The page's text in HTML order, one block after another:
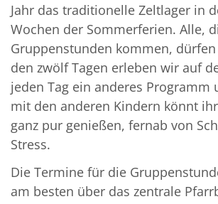
Jahr das traditionelle Zeltlager in
Wochen der Sommerferien. Alle,
Gruppenstunden kommen,
den zwölf Tagen erleben wir auf
jeden Tag ein anderes Programm
mit den anderen Kindern könnt
ganz pur genießen, fernab von
Stress.
Die Termine für die
am besten über das zentrale